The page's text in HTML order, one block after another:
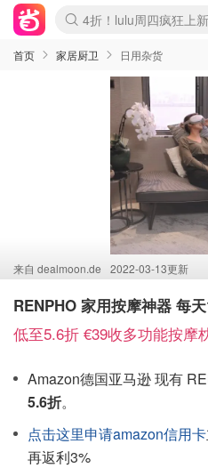
Boticinal 夏促开抢！
4折！lulu周四疯狂上新
还没结束！
Joybuy变相75折 随时
速领！Stanley独家85折
疑似霸哥！Camper额
Zalando 奥莱闪促！每
Moncler反季囤！5折起
Coach Brooklyn仅€192
首页 家居厨卫 日用杂货
来自 dealmoon.de 2022-03-13更新
RENPHO 家用按摩神器 每
低至5.6折 €39收多功能按摩
Amazon德国亚马逊 现有
5.6折。
点击这里申请amazon信用卡
再返利3%